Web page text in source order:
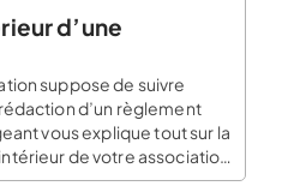
d’une
suppose de suivre
d’un règlement
vous explique tout sur la
de votre association
d’une association